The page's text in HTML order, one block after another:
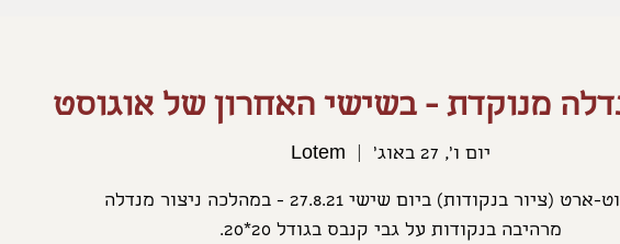
מנוקדת - בשישי האחרון של אוגוסט
יום ו׳, 27 באוג׳ Lotem
סדנת דוט-ארט (ציור בנקודות) ביום שישי 27.8.21 - במהלכה ניצור מנדלה